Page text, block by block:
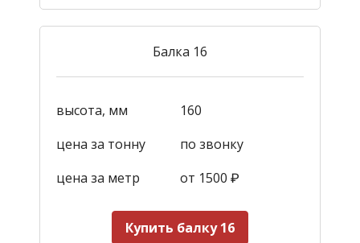
Балка 16
высота, мм
160
цена за тонну
по звонку
цена за метр
от 1500 ₽
Купить балку 16